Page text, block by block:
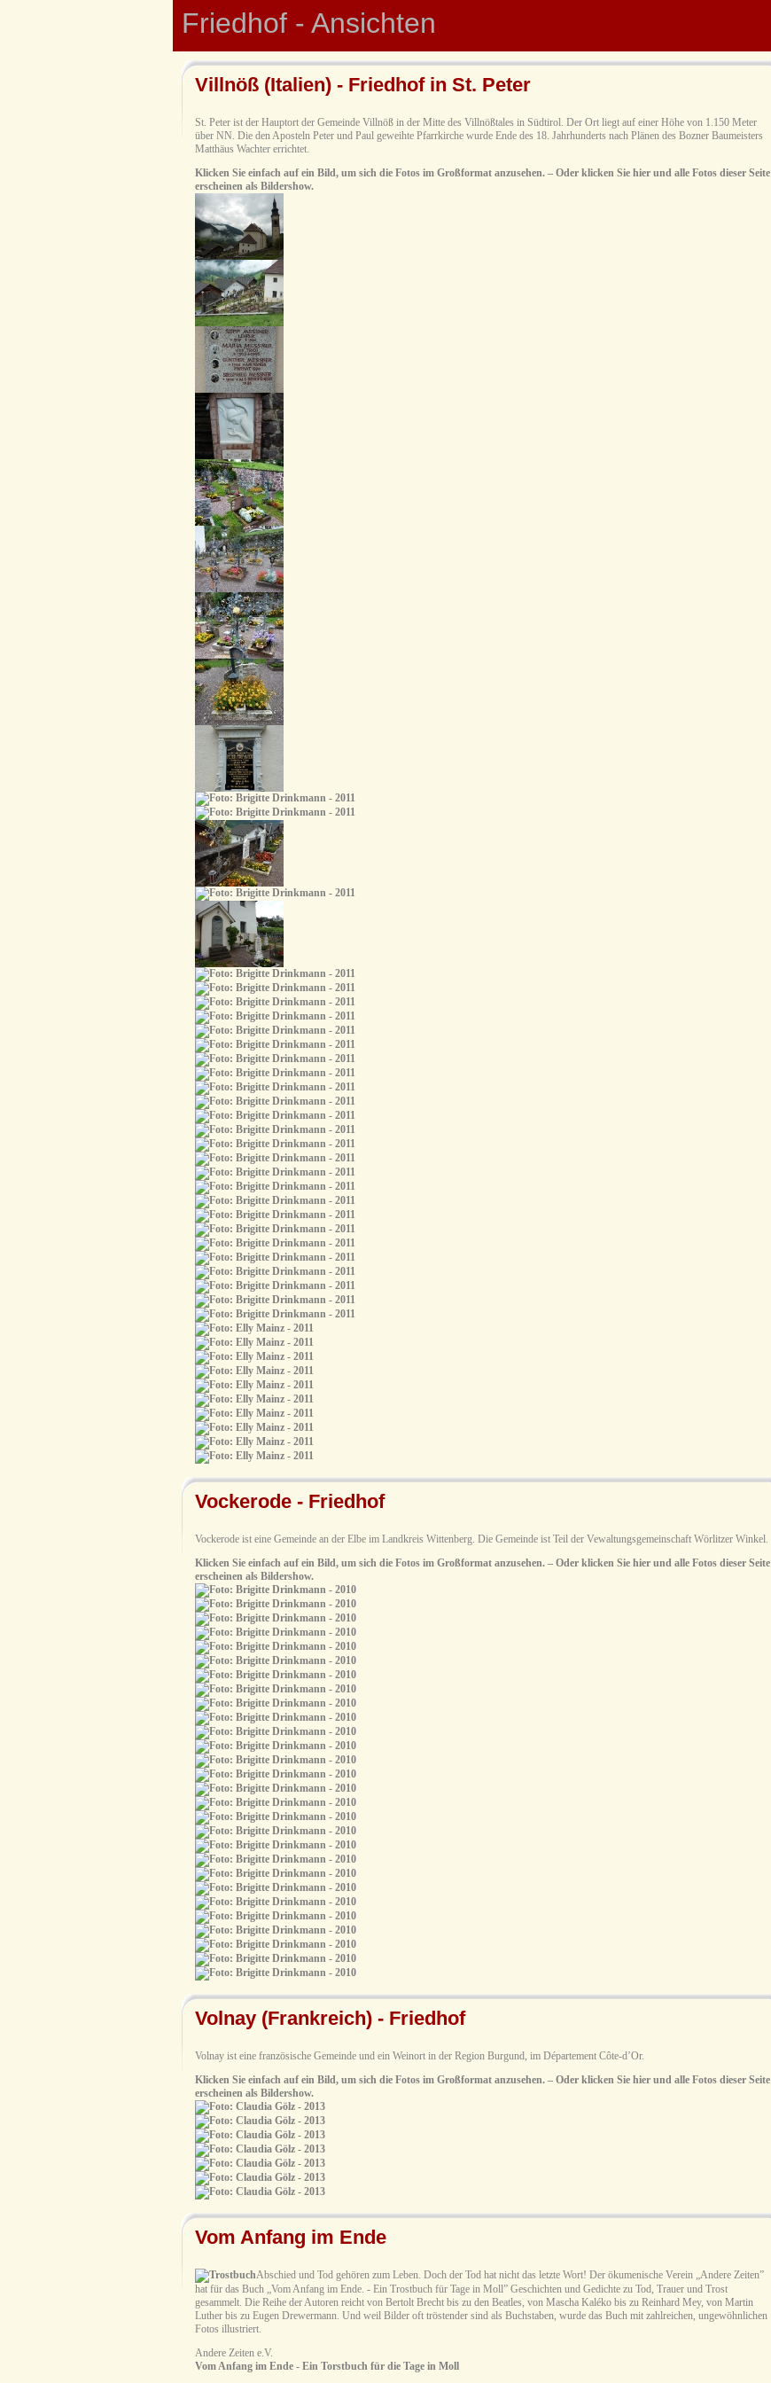
Friedhof - Ansichten
Villnöß (Italien) - Friedhof in St. Peter
St. Peter ist der Hauptort der Gemeinde Villnöß in der Mitte des Villnößtales in Südtirol. Der Ort liegt auf einer Höhe von 1.150 Meter
über NN. Die den Aposteln Peter und Paul geweihte Pfarrkirche wurde Ende des 18. Jahrhunderts nach Plänen des Bozner Baumeisters
Matthäus Wachter errichtet.
Klicken Sie einfach auf ein Bild, um sich die Fotos im Großformat anzusehen. – Oder klicken Sie hier und alle Fotos dieser Seite
erscheinen als Bildershow.
Vockerode - Friedhof
Vockerode ist eine Gemeinde an der Elbe im Landkreis Wittenberg. Die Gemeinde ist Teil der Vewaltungsgemeinschaft Wörlitzer Winkel.
Klicken Sie einfach auf ein Bild, um sich die Fotos im Großformat anzusehen. – Oder klicken Sie hier und alle Fotos dieser Seite
erscheinen als Bildershow.
Volnay (Frankreich) - Friedhof
Volnay ist eine französische Gemeinde und ein Weinort in der Region Burgund, im Département Côte-d’Or.
Klicken Sie einfach auf ein Bild, um sich die Fotos im Großformat anzusehen. – Oder klicken Sie hier und alle Fotos dieser Seite
erscheinen als Bildershow.
Vom Anfang im Ende
Abschied und Tod gehören zum Leben. Doch der Tod hat nicht das letzte Wort! Der ökumenische Verein „Andere Zeiten”
hat für das Buch „Vom Anfang im Ende. - Ein Trostbuch für Tage in Moll” Geschichten und Gedichte zu Tod, Trauer und Trost
gesammelt. Die Reihe der Autoren reicht von Bertolt Brecht bis zu den Beatles, von Mascha Kaléko bis zu Reinhard Mey, von Martin
Luther bis zu Eugen Drewermann. Und weil Bilder oft tröstender sind als Buchstaben, wurde das Buch mit zahlreichen, ungewöhnlichen
Fotos illustriert.
Andere Zeiten e.V.
Vom Anfang im Ende - Ein Torstbuch für die Tage in Moll